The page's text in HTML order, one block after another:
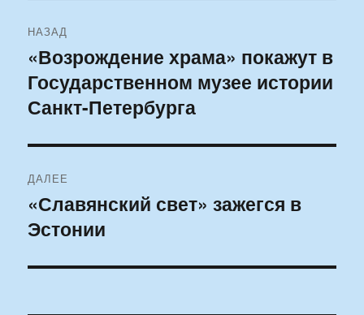
по
записям
НАЗАД
Предыдущая
запись:
«Возрождение храма» покажут в
Государственном музее истории
Санкт-Петербурга
ДАЛЕЕ
Следующая
запись:
«Славянский свет» зажегся в
Эстонии